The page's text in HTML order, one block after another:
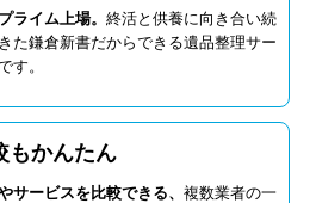
ライム上場。終活と供養に向き合い続
た鎌倉新書だからできる遺品整理サー
す。
もかんたん
サービスを比較できる、複数業者の一